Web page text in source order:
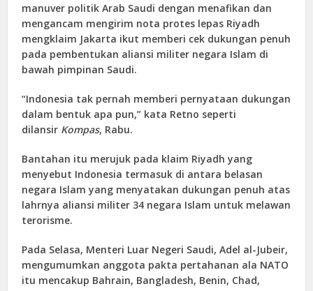
manuver politik Arab Saudi dengan menafikan dan
mengancam mengirim nota protes lepas Riyadh
mengklaim Jakarta ikut memberi cek dukungan penuh
pada pembentukan aliansi militer negara Islam di
bawah pimpinan Saudi.
“Indonesia tak pernah memberi pernyataan dukungan
dalam bentuk apa pun,” kata Retno seperti
dilansir Kompas, Rabu.
Bantahan itu merujuk pada klaim Riyadh yang
menyebut Indonesia termasuk di antara belasan
negara Islam yang menyatakan dukungan penuh atas
lahrnya aliansi militer 34 negara Islam untuk melawan
terorisme.
Pada Selasa, Menteri Luar Negeri Saudi, Adel al-Jubeir,
mengumumkan anggota pakta pertahanan ala NATO
itu mencakup Bahrain, Bangladesh, Benin, Chad,